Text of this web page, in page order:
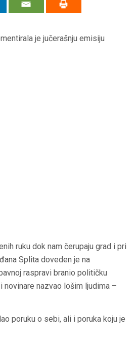
je jučerašnju emisiju
ruku dok nam čerupaju grad i pri
Splita doveden je na
raspravi branio političku
novinare nazvao lošim ljudima –
poruku o sebi, ali i poruka koju je